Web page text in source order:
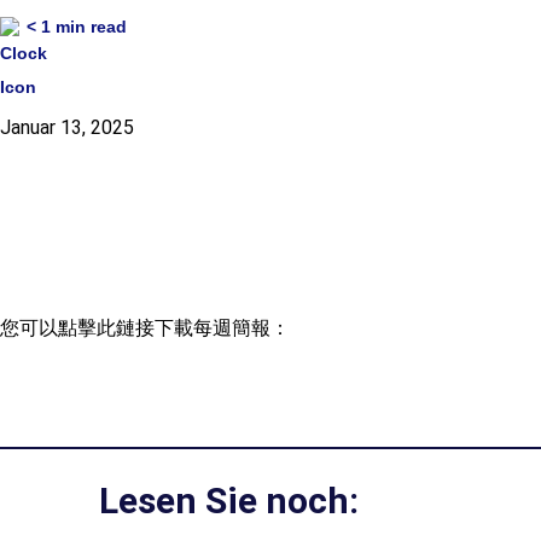
< 1 min read
Januar 13, 2025
您可以點擊此鏈接下載每週簡報：
Lesen Sie noch: